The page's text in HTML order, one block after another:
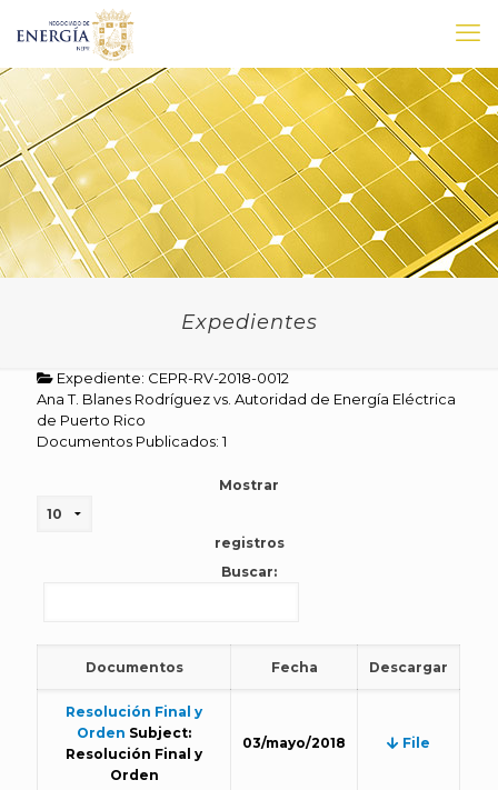
Expedientes
Expediente: CEPR-RV-2018-0012
Ana T. Blanes Rodríguez vs. Autoridad de Energía Eléctrica
de Puerto Rico
Documentos Publicados: 1
Mostrar
registros
Buscar:
Documentos Fecha Descargar
Resolución Final y
Orden Subject:
Resolución Final y
Orden
03/mayo/2018 File